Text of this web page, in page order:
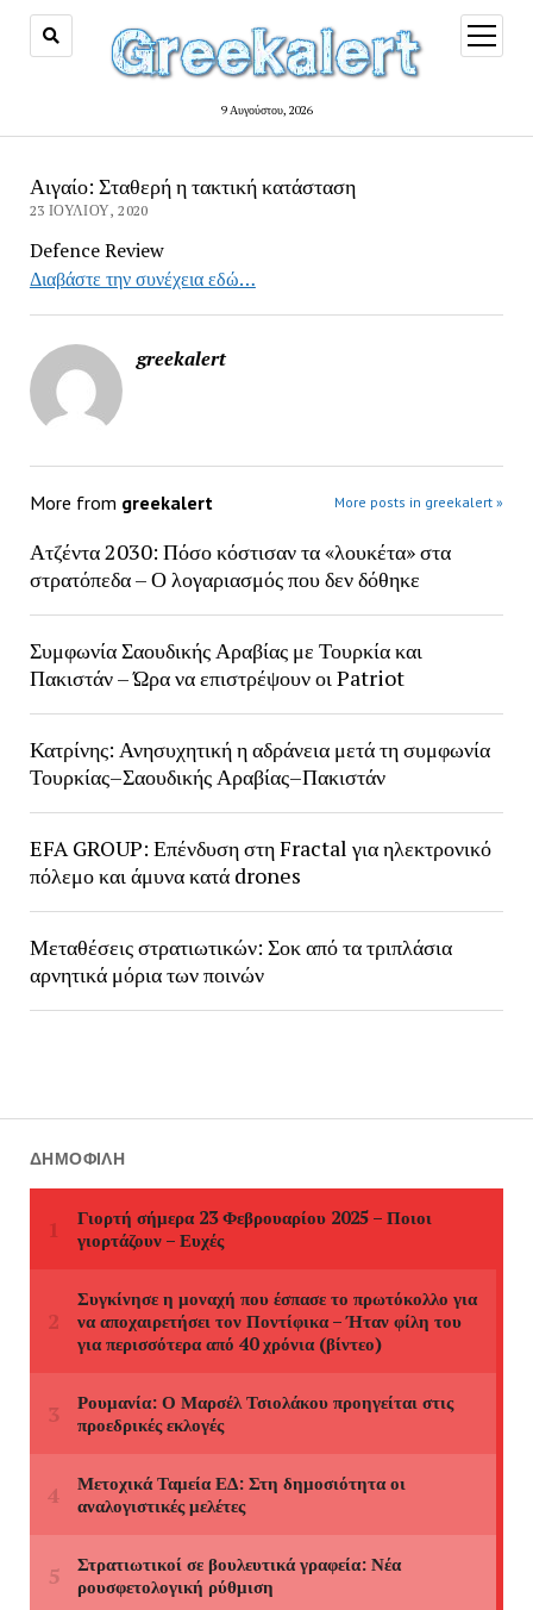
9 Αυγούστου, 2026
open
menu
Αιγαίο: Σταθερή η τακτική κατάσταση
23 ΙΟΥΛΊΟΥ, 2020
Defence Review
Διαβάστε την συνέχεια εδώ…
greekalert
More from greekalert More posts in greekalert »
Ατζέντα 2030: Πόσο κόστισαν τα «λουκέτα» στα
στρατόπεδα – Ο λογαριασμός που δεν δόθηκε
Συμφωνία Σαουδικής Αραβίας με Τουρκία και
Πακιστάν – Ώρα να επιστρέψουν οι Patriot
Κατρίνης: Ανησυχητική η αδράνεια μετά τη συμφωνία
Τουρκίας–Σαουδικής Αραβίας–Πακιστάν
EFA GROUP: Επένδυση στη Fractal για ηλεκτρονικό
πόλεμο και άμυνα κατά drones
Μεταθέσεις στρατιωτικών: Σοκ από τα τριπλάσια
αρνητικά μόρια των ποινών
ΔΗΜΟΦΙΛΉ